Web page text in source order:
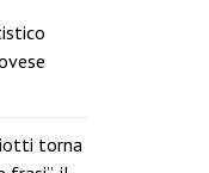
torna